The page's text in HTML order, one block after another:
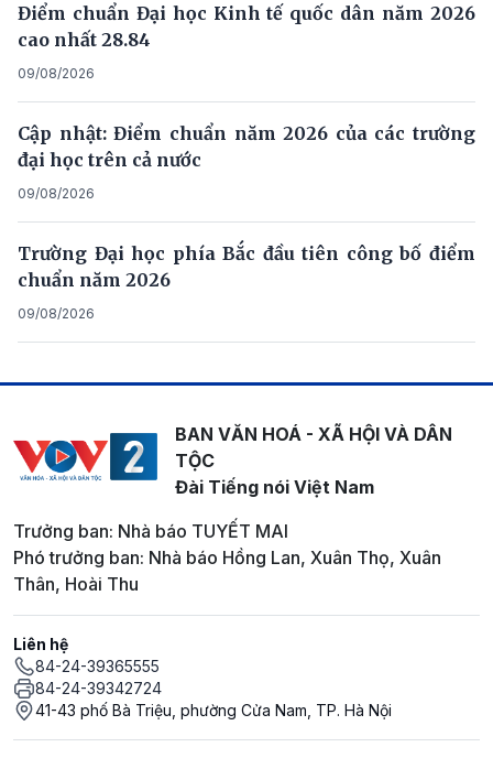
Điểm chuẩn Đại học Kinh tế quốc dân năm 2026
cao nhất 28.84
09/08/2026
Cập nhật: Điểm chuẩn năm 2026 của các trường
đại học trên cả nước
09/08/2026
Trường Đại học phía Bắc đầu tiên công bố điểm
chuẩn năm 2026
09/08/2026
BAN VĂN HOÁ - XÃ HỘI VÀ DÂN
TỘC
Đài Tiếng nói Việt Nam
Trưởng ban: Nhà báo TUYẾT MAI
Phó trưởng ban: Nhà báo Hồng Lan, Xuân Thọ, Xuân
Thân, Hoài Thu
Liên hệ
84-24-39365555
84-24-39342724
41-43 phố Bà Triệu, phường Cửa Nam, TP. Hà Nội